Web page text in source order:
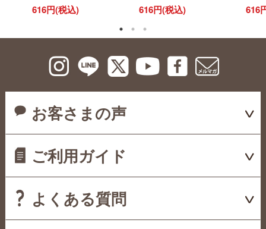
616円(税込) 616円(税込) 616
お客さまの声
ご利用ガイド
よくある質問